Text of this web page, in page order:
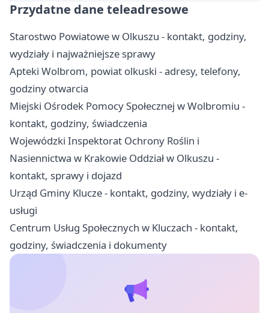
Przydatne dane teleadresowe
Starostwo Powiatowe w Olkuszu - kontakt, godziny,
wydziały i najważniejsze sprawy
Apteki Wolbrom, powiat olkuski - adresy, telefony,
godziny otwarcia
Miejski Ośrodek Pomocy Społecznej w Wolbromiu -
kontakt, godziny, świadczenia
Wojewódzki Inspektorat Ochrony Roślin i
Nasiennictwa w Krakowie Oddział w Olkuszu -
kontakt, sprawy i dojazd
Urząd Gminy Klucze - kontakt, godziny, wydziały i e-
usługi
Centrum Usług Społecznych w Kluczach - kontakt,
godziny, świadczenia i dokumenty